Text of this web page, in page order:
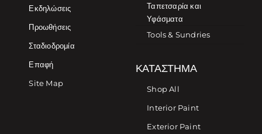
Εκδηλώσεις
Προωθήσεις
Σταδιοδρομία
Επαφή
Site Map
Ταπετσαρία και
Υφάσματα
Tools & Sundries
ΚΑΤΆΣΤΗΜΑ
Shop All
Interior Paint
Exterior Paint